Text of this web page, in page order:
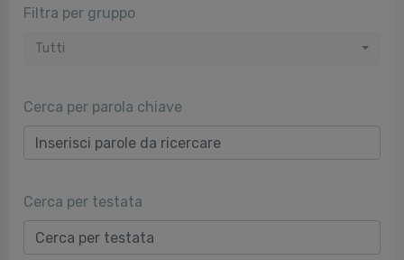
Filtra per gruppo
Tutti
Cerca per parola chiave
Cerca per testata